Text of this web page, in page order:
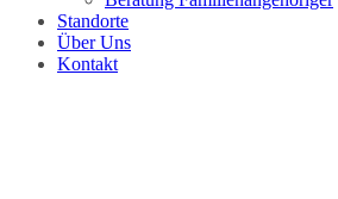
Standorte
Über Uns
Kontakt